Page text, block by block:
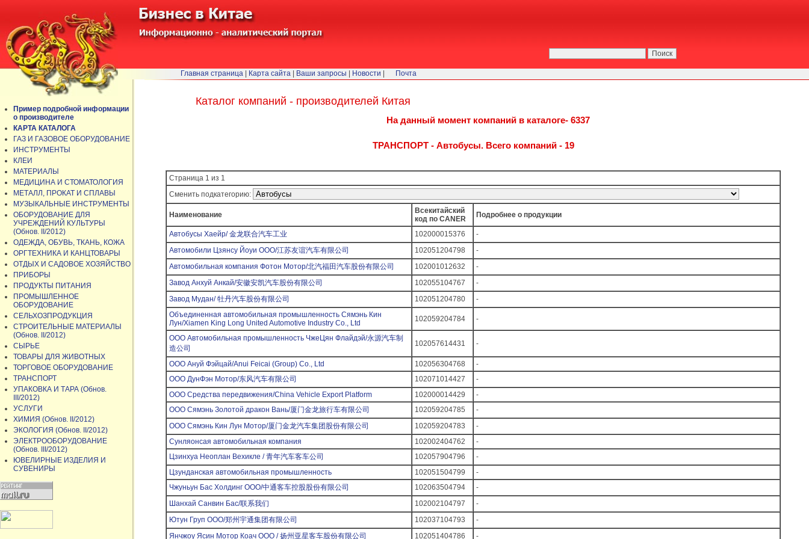
Каталог компаний - производителей Китая
На данный момент компаний в каталоге- 6337
ТРАНСПОРТ - Автобусы. Всего компаний - 19
Страница 1 из 1
Сменить подкатегорию:
Наименование
Всекитайский
код по CANER
Подробнее о продукции
Автобусы Хаейр/ 金龙联合汽车工业 102000015376
-
Автомобили Цзянсу Йоуи ООО/江苏友谊汽车有限公司
102051204798
-
Автомобильная компания Фотон Мотор/北汽福田汽车股份有限公司
102001012632
-
Завод Анхуй Анкай/安徽安凯汽车股份有限公司
102055104767
-
Завод Мудан/ 牡丹汽车股份有限公司
102051204780
-
Объединенная автомобильная промышленность Сямэнь Кин
Лун/Xiamen King Long United Automotive Industry Co., Ltd
102059204784 -
ООО Автомобильная промышленность ЧжеЦян Флайдэй/永源汽车制
造公司
102057614431 -
ООО Ануй Фэйцай/Anui Feicai (Group) Co., Ltd 102056304768
-
ООО ДунФэн Мотор/东风汽车有限公司
102071014427
-
ООО Средства передвижения/China Vehicle Export Platform
102000014429
-
ООО Сямэнь Золотой дракон Вань/厦门金龙旅行车有限公司
102059204785
-
ООО Сямэнь Кин Лун Мотор/厦门金龙汽车集团股份有限公司
102059204783
-
Сунляонсая автомобильная компания
102002404762
-
Цзинхуа Неоплан Вехикле / 青年汽车客车公司
102057904796
-
Цзунданская автомобильная промышленность
102051504799
-
Чжуньун Бас Холдинг ООО/中通客车控股股份有限公司
102063504794
-
Шанхай Санвин Бас/联系我们
102002104797
-
Ютун Груп ООО/郑州宇通集团有限公司
102037104793
-
Янчжоу Ясин Мотор Коач ООО / 扬州亚星客车股份有限公司
102051404786 -
Главная страница Карта сайта Ваши запросы Новости Почта
Пример подробной информации
о производителе
КАРТА КАТАЛОГА
ГАЗ И ГАЗОВОЕ ОБОРУДОВАНИЕ
ИНСТРУМЕНТЫ
КЛЕИ
МАТЕРИАЛЫ
МЕДИЦИНА И СТОМАТОЛОГИЯ
МЕТАЛЛ, ПРОКАТ И СПЛАВЫ
МУЗЫКАЛЬНЫЕ ИНСТРУМЕНТЫ
ОБОРУДОВАНИЕ ДЛЯ
УЧРЕЖДЕНИЙ КУЛЬТУРЫ
(Обнов. II/2012)
ОДЕЖДА, ОБУВЬ, ТКАНЬ, КОЖА
ОРГТЕХНИКА И КАНЦТОВАРЫ
ОТДЫХ И САДОВОЕ ХОЗЯЙСТВО
ПРИБОРЫ
ПРОДУКТЫ ПИТАНИЯ
ПРОМЫШЛЕННОЕ
ОБОРУДОВАНИЕ
СЕЛЬХОЗПРОДУКЦИЯ
СТРОИТЕЛЬНЫЕ МАТЕРИАЛЫ
(Обнов. II/2012)
СЫРЬЕ
ТОВАРЫ ДЛЯ ЖИВОТНЫХ
ТОРГОВОЕ ОБОРУДОВАНИЕ
ТРАНСПОРТ
УПАКОВКА И ТАРА (Обнов.
III/2012)
УСЛУГИ
ХИМИЯ (Обнов. II/2012)
ЭКОЛОГИЯ (Обнов. II/2012)
ЭЛЕКТРООБОРУДОВАНИЕ
(Обнов. III/2012)
ЮВЕЛИРНЫЕ ИЗДЕЛИЯ И
СУВЕНИРЫ